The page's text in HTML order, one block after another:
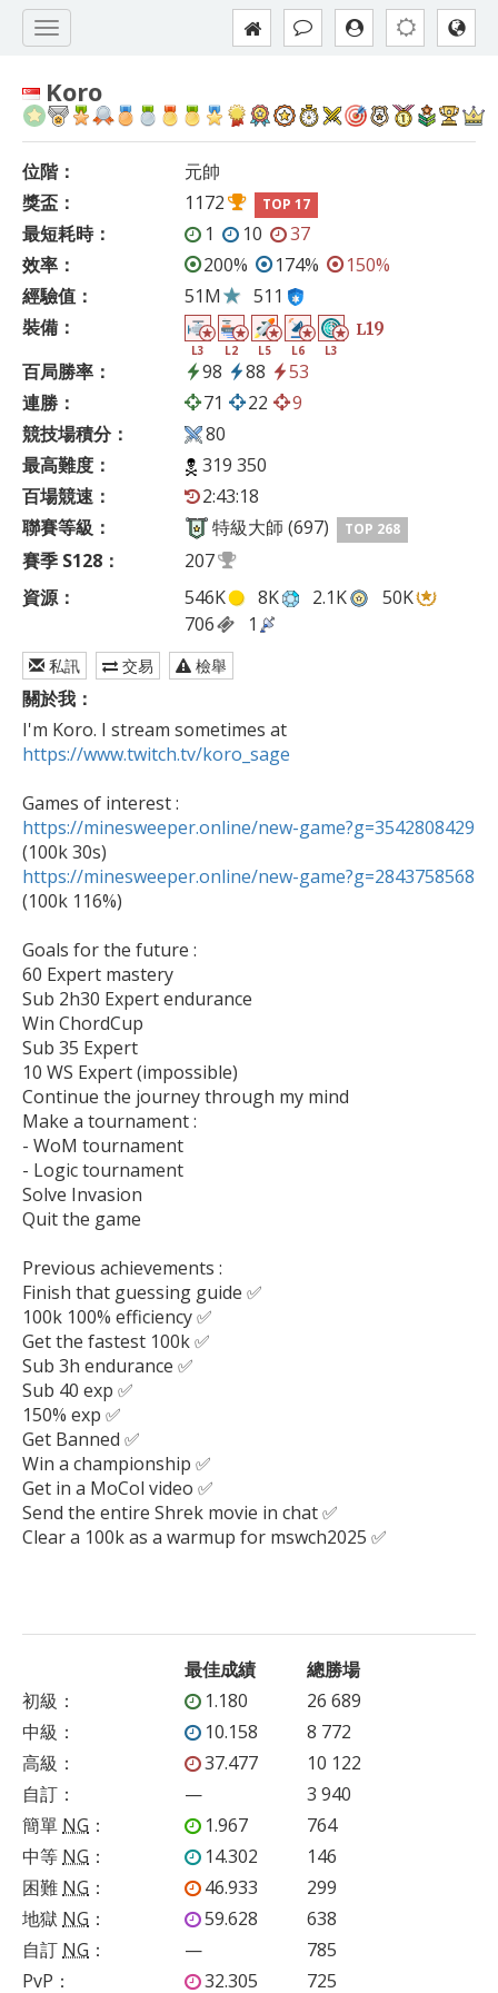
Koro
位階：
元帥
獎盃：
1172 TOP 17
最短耗時： 1 10
37
效率：
200% 174%
150%
經驗值：
51M
511
裝備：
L3 L2 L5 L6 L3
L19
百局勝率： 98 88
53
連勝：
71 22
9
競技場積分：
80
最高難度：
319 350
百場競速：
2:43:18
聯賽等級：
特級大師 (697) TOP 268
賽季 S128：
207
資源：
546K 8K 2.1K
50K
706
1
私訊 交易 檢舉
關於我：
https://www.twitch.tv/koro_sage
https://minesweeper.online/new-game?g=3542808429
https://minesweeper.online/new-game?g=2843758568
(100k 116%)
Goals for the future :
60 Expert mastery
Sub 2h30 Expert endurance
Win ChordCup
Sub 35 Expert
10 WS Expert (impossible)
Continue the journey through my mind
Make a tournament :
- WoM tournament
- Logic tournament
Solve Invasion
Quit the game
Previous achievements :
Finish that guessing guide ✅
100k 100% efficiency ✅
Get the fastest 100k ✅
Sub 3h endurance ✅
Sub 40 exp ✅
150% exp ✅
Get Banned ✅
Win a championship ✅
Get in a MoCol video ✅
Send the entire Shrek movie in chat ✅
Clear a 100k as a warmup for mswch2025 ✅
最佳成績
總勝場
初級 ： 1.180
26 689
中級 ： 10.158
8 772
高級 ： 37.477
10 122
自訂 ： —
3 940
簡單 NG ： 1.967
764
中等 NG ： 14.302
146
困難 NG ： 46.933
299
地獄 NG ： 59.628
638
自訂 NG ： —
785
PvP ： 32.305 725